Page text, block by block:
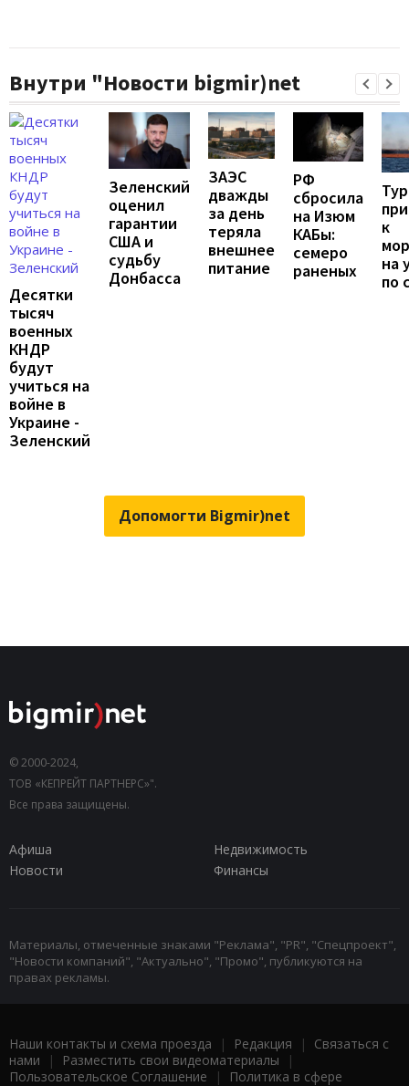
Внутри "Новости bigmir)net
Десятки
тысяч
военных
КНДР
будут
учиться на
войне в
Украине -
Зеленский
Зеленский
оценил
гарантии
США и
судьбу
Донбасса
ЗАЭС
дважды
за день
теряла
внешнее
питание
РФ
сбросила
на Изюм
КАБы:
семеро
раненых
к
на
по
Допомогти Bigmir)net
© 2000-2024,
ТОВ «КЕПРЕЙТ ПАРТНЕРС»".
Все права защищены.
Афиша
Недвижимость
Новости
Финансы
Материалы, отмеченные знаками "Реклама", "PR", "Спецпроект",
"Новости компаний", "Актуально", "Промо", публикуются на
правах рекламы.
Наши контакты и схема проезда | Редакция | Связаться с
нами | Разместить свои видеоматериалы |
Пользовательское Соглашение |
Политика в сфере